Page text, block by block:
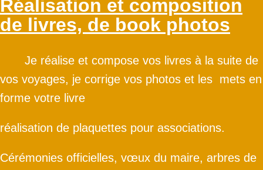
Réalisation et composition
de livres, de book photos
Je réalise et compose vos livres à la suite de
vos voyages, je corrige vos photos et les mets en
forme votre livre
réalisation de plaquettes pour associations.
Cérémonies officielles, vœux du maire, arbres de